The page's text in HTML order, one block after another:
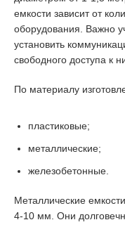
емкости зависит от
оборудования. Важно
установить
свободного доступа к
По материалу
пластиковые;
металлические;
железобетонные.
Металлические
4-10 мм. Они